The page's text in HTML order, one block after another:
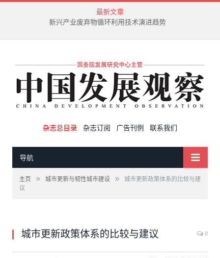
最新文章
新兴产业废弃物循环利用技术演进趋势
杂志总目录 杂志订阅 广告刊例 联系我们
导航
主页 » 城市更新与韧性城市建设 »
城市更新政策体系的比较与建
议
城市更新政策体系的比较与建议 0